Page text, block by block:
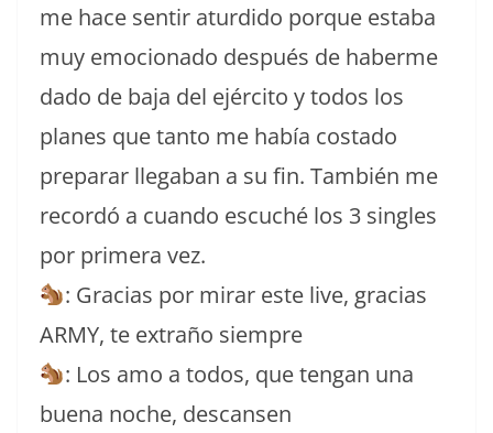
me hace sentir aturdido porque estaba
muy emocionado después de haberme
dado de baja del ejército y todos los
planes que tanto me había costado
preparar llegaban a su fin. También me
recordó a cuando escuché los 3 singles
por primera vez.
: Gracias por mirar este live, gracias
ARMY, te extraño siempre
: Los amo a todos, que tengan una
buena noche, descansen